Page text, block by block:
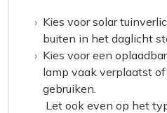
Kies voor solar
buiten in het daglicht
Kies voor een
lamp vaak verplaatst
gebruiken.
Let ook even op het